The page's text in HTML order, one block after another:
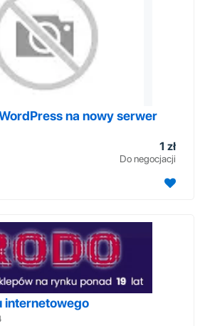
na nowy serwer
1 zł
Do negocjacji
internetowego